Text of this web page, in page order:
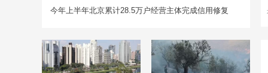
今年上半年北京累计28.5万户经营主体完成信用修复